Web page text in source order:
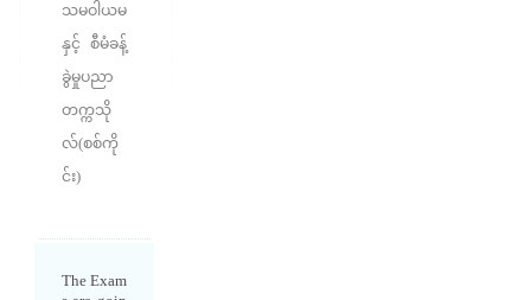
သမဝါယမ
နှင့် စီမံခန့်
ခွဲမှုပညာ
တက္ကသို
လ်(စစ်ကို
င်း)
The Exam